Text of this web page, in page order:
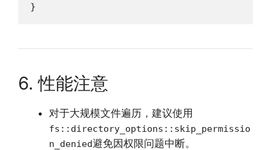
}
6. 性能注意
对于大规模文件遍历，建议使用
fs::directory_options::skip_permissio
n_denied避免因权限问题中断。